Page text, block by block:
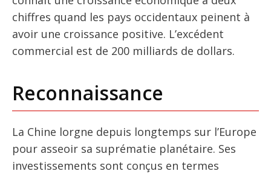
chiffres quand les pays occidentaux peinent à
avoir une croissance positive. L’excédent
commercial est de 200 milliards de dollars.
Reconnaissance
La Chine lorgne depuis longtemps sur l’Europe
pour asseoir sa suprématie planétaire. Ses
investissements sont conçus en termes